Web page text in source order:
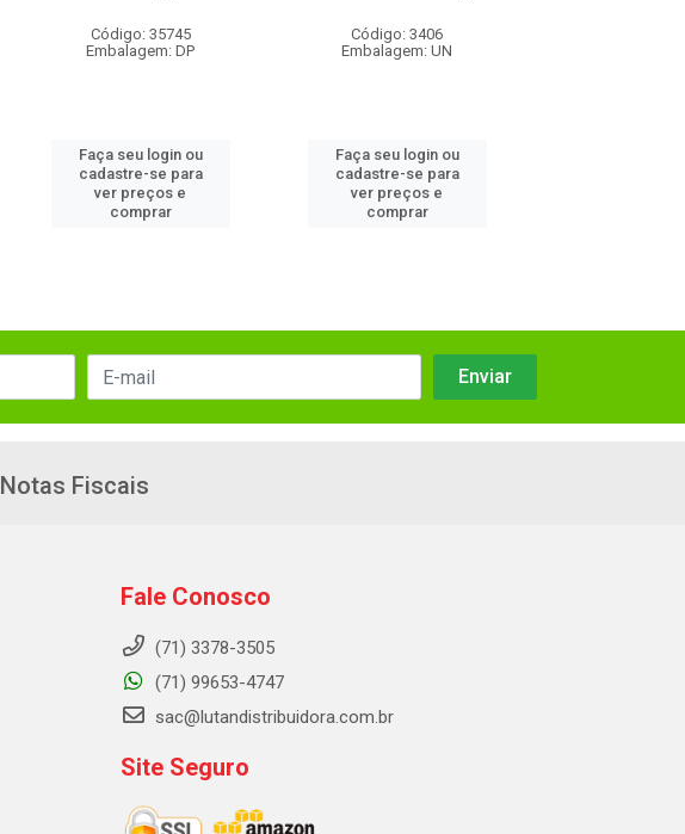
Código: 35745
Embalagem: DP
Faça seu login ou
cadastre-se para
ver preços e
comprar
Código: 3406
Embalagem: UN
Faça seu login ou
cadastre-se para
ver preços e
comprar
Notas Fiscais
Fale Conosco
(71) 3378-3505
(71) 99653-4747
sac@lutandistribuidora.com.br
Site Seguro